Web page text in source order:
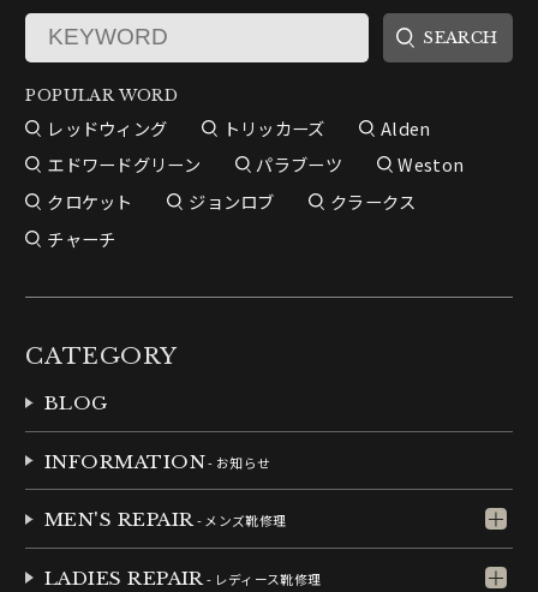
POPULAR WORD
レッドウィング トリッカーズ
Alden
エドワードグリーン
パラブーツ
Weston
クロケット
ジョンロブ
クラークス
チャーチ
CATEGORY
BLOG
INFORMATION- お知らせ
MEN'S REPAIR- メンズ靴修理
LADIES REPAIR- レディース靴修理